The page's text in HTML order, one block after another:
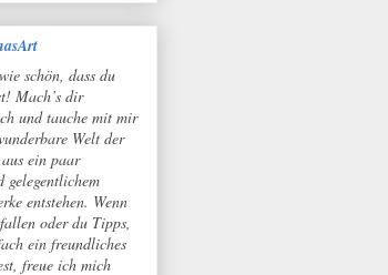
schön, dass du
Mach’s dir
und tauche mit mir
Welt der
ein paar
gelegentlichem
entstehen. Wenn
oder du Tipps,
ein freundliches
freue ich mich